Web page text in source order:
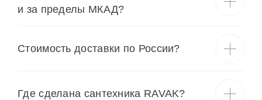
и за пределы МКАД?
Cтоимость доставки по России?
Где сделана сантехника RAVAK?